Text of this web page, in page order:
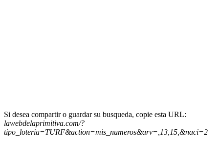
Si desea compartir o guardar su busqueda, copie esta URL:
lawebdelaprimitiva.com/?
tipo_loteria=TURF&action=mis_numeros&arv=,13,15,&naci=2